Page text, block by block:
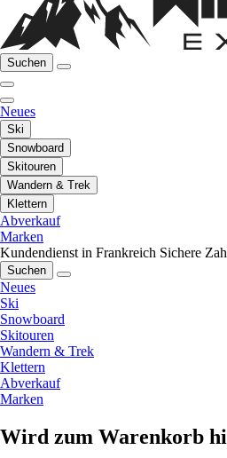
Suchen
Neues
Ski
Snowboard
Skitouren
Wandern & Trek
Klettern
Abverkauf
Marken
Kundendienst in Frankreich Sichere
Suchen
Neues
Ski
Snowboard
Skitouren
Wandern & Trek
Klettern
Abverkauf
Marken
Wird zum Warenkorb